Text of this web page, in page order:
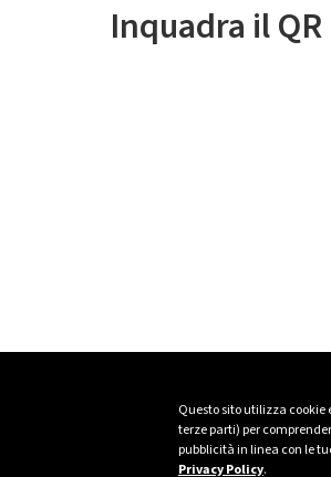
Questo sito utilizza cookie
terze parti) per
pubblicità in linea con le
Privacy Policy.
Inquadra il